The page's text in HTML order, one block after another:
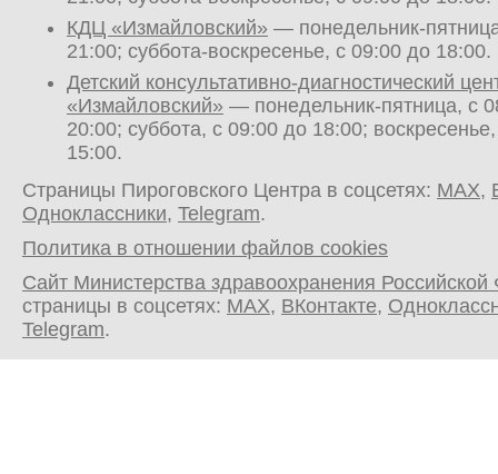
КДЦ «Измайловский» — понедельник-
21:00; суббота-воскресенье, с 09:00 до 18:00.
Детский консультативно-диагностический
«Измайловский» — понедельник-пятница, с
20:00; суббота, с 09:00 до 18:00;
15:00.
Страницы Пироговского Центра в соцсетях: MAX,
Одноклассники, Telegram.
Политика в отношении файлов cookies
Сайт Министерства здравоохранения
страницы в соцсетях: MAX, ВКонтакте,
Telegram.